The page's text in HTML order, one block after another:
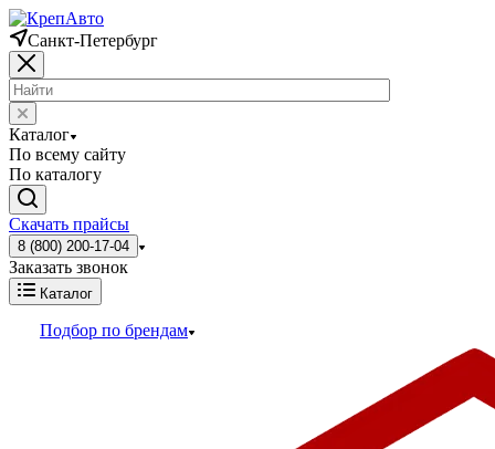
Санкт-Петербург
Каталог
По всему сайту
По каталогу
Скачать прайсы
8 (800) 200-17-04
Заказать звонок
Каталог
Подбор по брендам